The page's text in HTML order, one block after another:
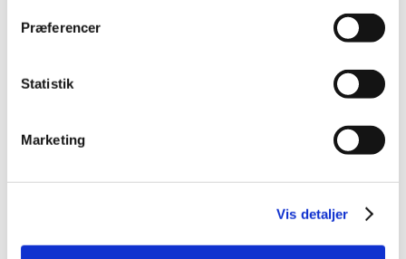
Præferencer
Statistik
Marketing
Vis detaljer
2022 (16)
2020 (11)
2018 (45)
november (1)